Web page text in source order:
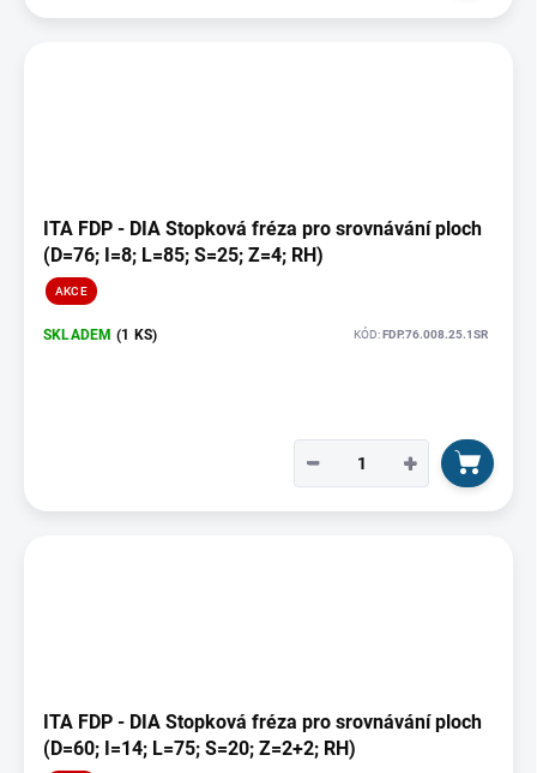
ITA FDP - DIA Stopková fréza pro srovnávání ploch
(D=76; I=8; L=85; S=25; Z=4; RH)
AKCE
SKLADEM (1 KS) KÓD:FDP.76.008.25.1SR
+
−
ITA FDP - DIA Stopková fréza pro srovnávání ploch
(D=60; I=14; L=75; S=20; Z=2+2; RH)